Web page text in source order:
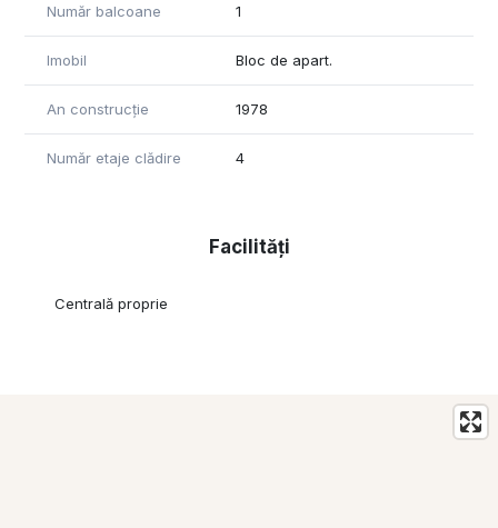
Număr balcoane 1
Imobil Bloc de apart.
An construcție 1978
Număr etaje clădire 4
Facilități
Centrală proprie